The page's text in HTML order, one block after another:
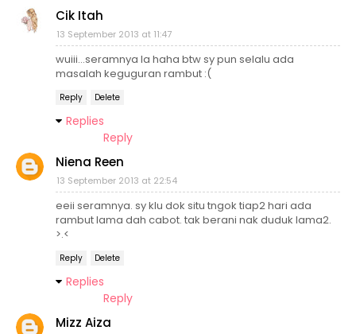
Cik Itah
13 September 2013 at 11:47
wuiii...seramnya la haha btw sy pun selalu ada
masalah keguguran rambut :(
Reply Delete
Replies
Reply
Niena Reen
13 September 2013 at 22:54
eeii seramnya. sy klu dok situ tngok tiap2 hari ada
rambut lama dah cabot. tak berani nak duduk lama2.
>.<
Reply Delete
Replies
Reply
Mizz Aiza